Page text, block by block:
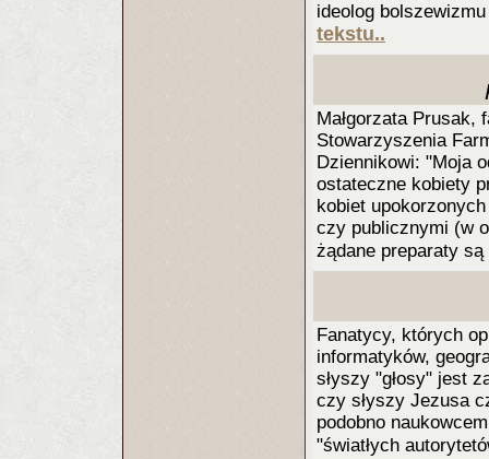
ideolog
tekstu..
Małgorzata Prusak,
Stowarzyszenia
Dziennikowi: "Moja
ostateczne kobiety
kobiet
czy publicznymi (w
żądane preparaty
Fanatycy, których
informatyków,
słyszy "głosy" jest
czy słyszy Jezusa
podobno
"światłych